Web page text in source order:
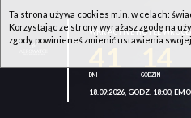
WKK ACTIVE HOTEL
18.09.2026, GODZ. 18:00,
Ta strona używa cookies m.in. w celach:
Korzystając ze strony wyrażasz zgodę na
zgody powinieneś zmienić ustawienia